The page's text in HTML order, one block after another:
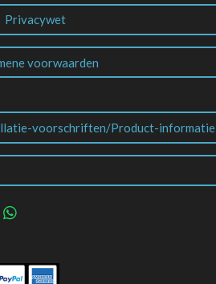
Privacywet
voorwaarden
voorschriften/Product-informatie
W
t
s